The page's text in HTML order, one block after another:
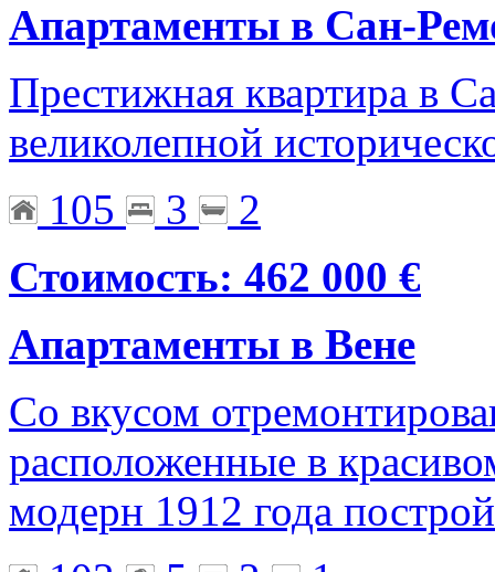
Апартаменты в Сан-
Престижная квартира в
великолепной
105
3
2
Стоимость: 462 000 €
Апартаменты в Вене
Со вкусом
расположенные в
модерн 1912 года